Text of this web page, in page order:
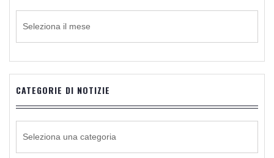
CATEGORIE DI NOTIZIE
NOTIZIE